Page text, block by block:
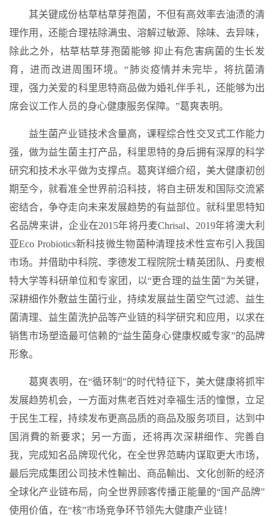
其关键成份枯草枯草芽孢菌，不但有高效率去油渍的清
理作用，还能合理祛除满虫、溶解过敏源、除味、去异味，
除此之外，枯草枯草芽孢菌能够 抑止有危害病菌的生长发
育，进而改进周围环境。“肺炎疫情并未完毕，将抗菌清
理，强力关爱的科里思特商品做为婚礼伴手礼，还能够为出
席会议工作人员的身心健康服务保障。”葛爽表明。
益生菌产业链技术含量高，课程综合性交叉式工作能力
强，做为益生菌主打产品，科里思特的身后拥有深厚的科学
研究和技术水平做为支撑点。葛爽详细介绍，美大健康初创
期至今，就看准全世界前沿科技，将自主研发和国际交流紧
密结合，争夺走向未来发展趋势的有益部位。就科里思特知
名品牌来讲，企业在2015年将丹麦Chrisal、2019年将澳大利
亚Eco Probiotics新科技微生物菌种清理技术性宣布引入我国
市场。并借助中科院、李德发工程院院士精英团队、丹麦根
特大学等科研单位和专家团，以“更合理的益生菌”为关键，
深耕细作外敷益生菌行业，持续发展益生菌空气过滤、益生
菌清理、益生菌洗护品等产业链的科学研究和应用，以求在
销售市场塑造最可信赖的“益生菌身心健康权威专家”的品牌
形象。
葛爽表明，在“循环制”的时代特征下，美大健康将抓牢
发展趋势机会，一方面对焦老百姓对幸福生活的憧憬，立足
于民生工程，持续发布更高品质的商品及服务项目，达到中
国消費的新要求；另一方面，还将再次深耕细作、完善自
我，完成知名品牌现代化，在全世界范畴内谋取更大市场，
最后完成集团公司技术性輸出、商品輸出、文化创新的经济
全球化产业链布局，向全世界顾客传播正能量的“国产品牌”
使用价值，在“核”市场竞争环节领先大健康产业链！